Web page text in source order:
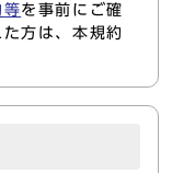
等を事前にご確
方は、本規約